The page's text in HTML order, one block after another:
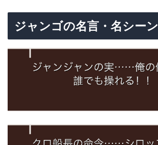
ジャンゴの名言・名シーン